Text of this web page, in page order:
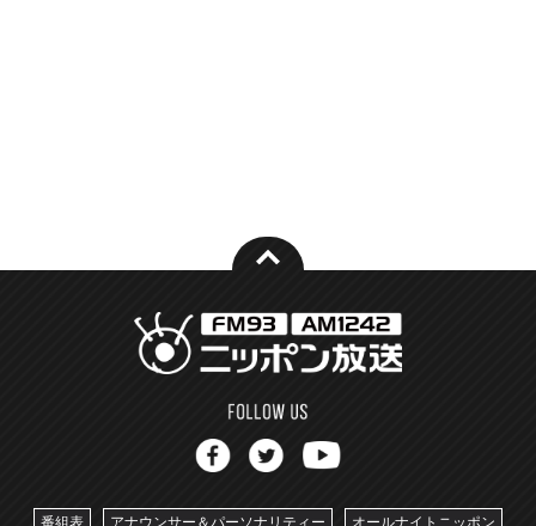
番組表 アナウンサー＆パーソナリティー オールナイトニッポン